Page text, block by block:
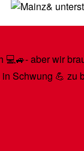
aber wir
Schwung 💪 zu